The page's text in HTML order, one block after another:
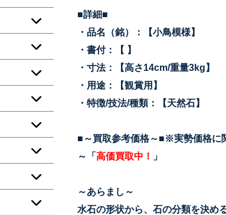
■詳細■
・品名（銘）：【小鳥模様】
・書付：【 】
・寸法：【高さ14cm/重量3kg 】
・用途：【観賞用】
・特徴/技法/種類：【天然石】
■～買取参考価格～■※実勢価格に
～「 高価買取中！ 」
～あらまし～
水石の形状から、石の分類を決め